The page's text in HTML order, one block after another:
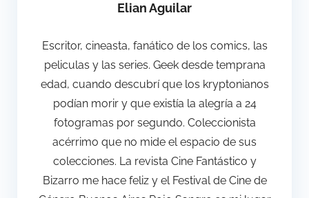
Elian Aguilar
Escritor, cineasta, fanático de los comics, las
peliculas y las series. Geek desde temprana
edad, cuando descubrí que los kryptonianos
podían morir y que existía la alegría a 24
fotogramas por segundo. Coleccionista
acérrimo que no mide el espacio de sus
colecciones. La revista Cine Fantástico y
Bizarro me hace feliz y el Festival de Cine de